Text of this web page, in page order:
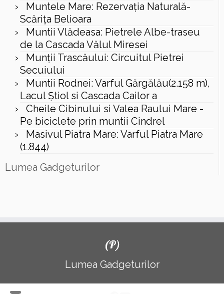
Muntele Mare: Rezervaţia Naturală-
Scăriţa Belioara
Muntii Vlădeasa: Pietrele Albe-traseu
de la Cascada Vălul Miresei
Munții Trascăului: Circuitul Pietrei
Secuiului
Muntii Rodnei: Varful Gărgălău(2.158 m),
Lacul Ştiol si Cascada Cailor a
Cheile Cibinului si Valea Raului Mare -
Pe biciclete prin muntii Cindrel
Masivul Piatra Mare: Varful Piatra Mare
(1.844)
Lumea Gadgeturilor
(P)
Lumea Gadgeturilor